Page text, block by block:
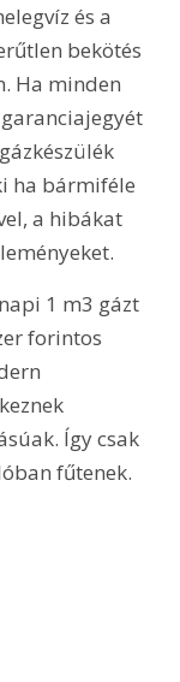
és a
bekötés
Ha minden
ha bármiféle
a hibákat
1 m3 gázt
forintos
Így csak
fűtenek.